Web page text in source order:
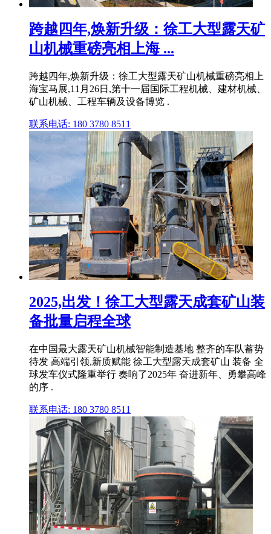
跨越四年,焕新升级：徐工大型露天矿
山机械重磅亮相上海 ...
跨越四年,焕新升级：徐工大型露天矿山机械重磅亮相上
海宝马展,11月26日,第十一届国际工程机械、建材机械、
矿山机械、工程车辆及设备博览 .
联系电话: 180 3780 8511
2025,出发！徐工大型露天成套矿山装
备批量启程全球
在中国最大露天矿山机械智能制造基地 整齐的车队蓄势
待发 高端引领,新质赋能 徐工大型露天成套矿山 装备 全
球发车仪式隆重举行 奏响了2025年 奋进新年、勇攀高峰
的序 .
联系电话: 180 3780 8511